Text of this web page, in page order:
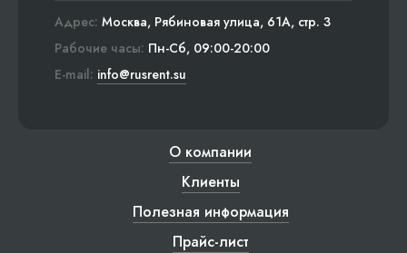
Адрес: Москва, Рябиновая улица, 61А, стр. 3
Рабочие часы: Пн-Сб, 09:00-20:00
E-mail: info@rusrent.su
О компании
Клиенты
Полезная информация
Прайс-лист